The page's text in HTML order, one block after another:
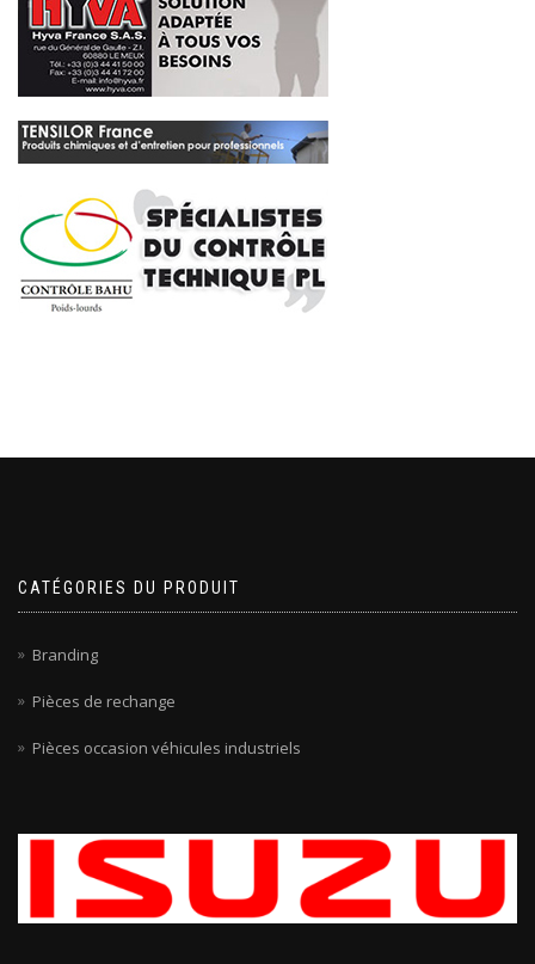
CATÉGORIES DU PRODUIT
Branding
Pièces de rechange
Pièces occasion véhicules industriels